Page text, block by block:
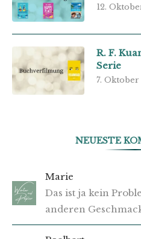
12.
R. F.
Serie
7. Oktober
NEUESTE
Marie
Das ist ja kein
anderen